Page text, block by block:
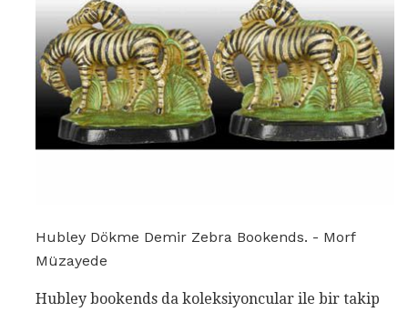
Hubley Dökme Demir Zebra Bookends. - Morf
Müzayede
Hubley bookends da koleksiyoncular ile bir takip